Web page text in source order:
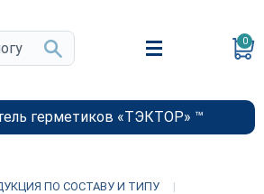
0
герметиков «ТЭКТОР» ™
ПО СОСТАВУ И ТИПУ